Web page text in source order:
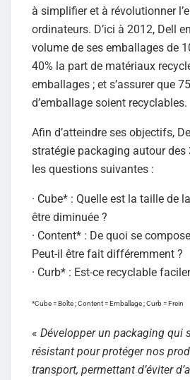
à simplifier et à révolutionner
ordinateurs. D’ici à 2012, Dell
volume de ses emballages de
40% la part de matériaux
emballages ; et s’assurer que
d’emballage soient recyclables.
Afin d’atteindre ses objectifs,
stratégie packaging autour des
les questions suivantes :
· Cube* : Quelle est la taille de
être diminuée ?
· Content* : De quoi se
Peut-il être fait différemment ?
· Curb* : Est-ce recyclable
*Cube = Boîte ; Content = Emballage ; Curb = Frein
« Développer un packaging qui
résistant pour protéger nos
transport, permettant d’éviter